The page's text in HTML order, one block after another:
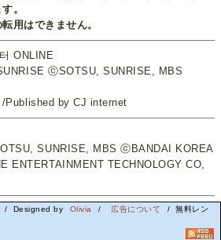
。
用はできません。
ONLINE
ⓒSOTSU, SUNRISE, MBS
Published by CJ internet
SUNRISE, MBS ⓒBANDAI KOREA
ENTERTAINMENT TECHNOLOGY CO,
/ Designed by Olivia / 広告について
/ 無料レン